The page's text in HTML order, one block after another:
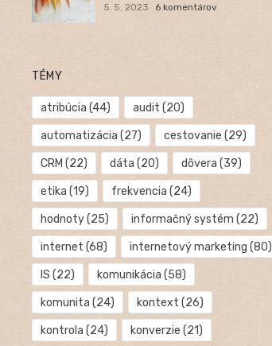
5. 5. 2023 6 komentárov
TÉMY
atribúcia (44) audit (20)
automatizácia (27) cestovanie (29)
CRM (22) dáta (20) dôvera (39)
etika (19) frekvencia (24)
hodnoty(25) informačný systém (22)
internet (68) internetový marketing (80)
IS (22) komunikácia (58)
komunita (24) kontext (26)
kontrola (24) konverzie (21)